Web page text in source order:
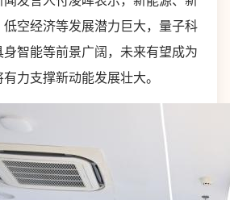
空经济等发展潜力巨大，量子科
智能等前景广阔，未来有望成为
力支撑新动能发展壮大。